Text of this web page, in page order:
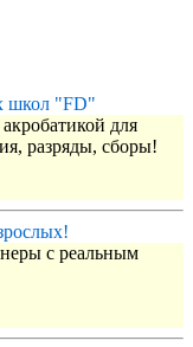
школ "FD"
для
разряды, сборы!
с реальным